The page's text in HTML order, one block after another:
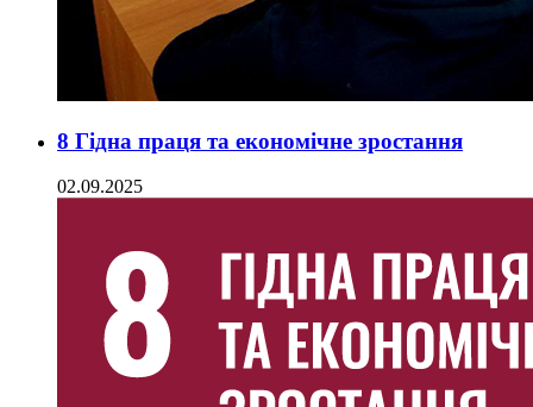
8 Гідна праця та економічне зростання
02.09.2025